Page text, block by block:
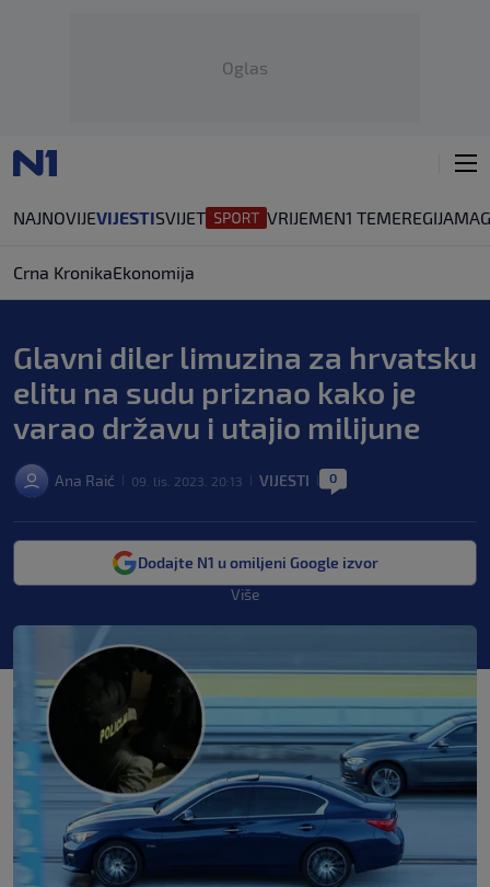
Oglas
NAJNOVIJEVIJESTISVIJET VRIJEMEN1 TEMEREGIJA
Crna KronikaEkonomija
Glavni diler limuzina za hrvatsku
elitu na sudu priznao kako je
varao državu i utajio milijune
Ana Raić 09. lis. 2023. 20:13 VIJESTI 0
Dodajte N1 u omiljeni Google izvor
Više